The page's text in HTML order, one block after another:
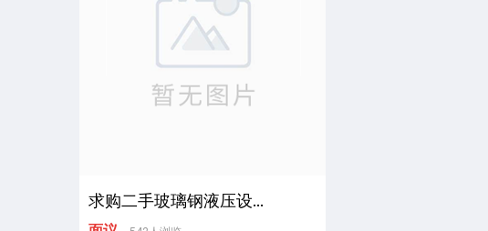
求购二手玻璃钢液压设...